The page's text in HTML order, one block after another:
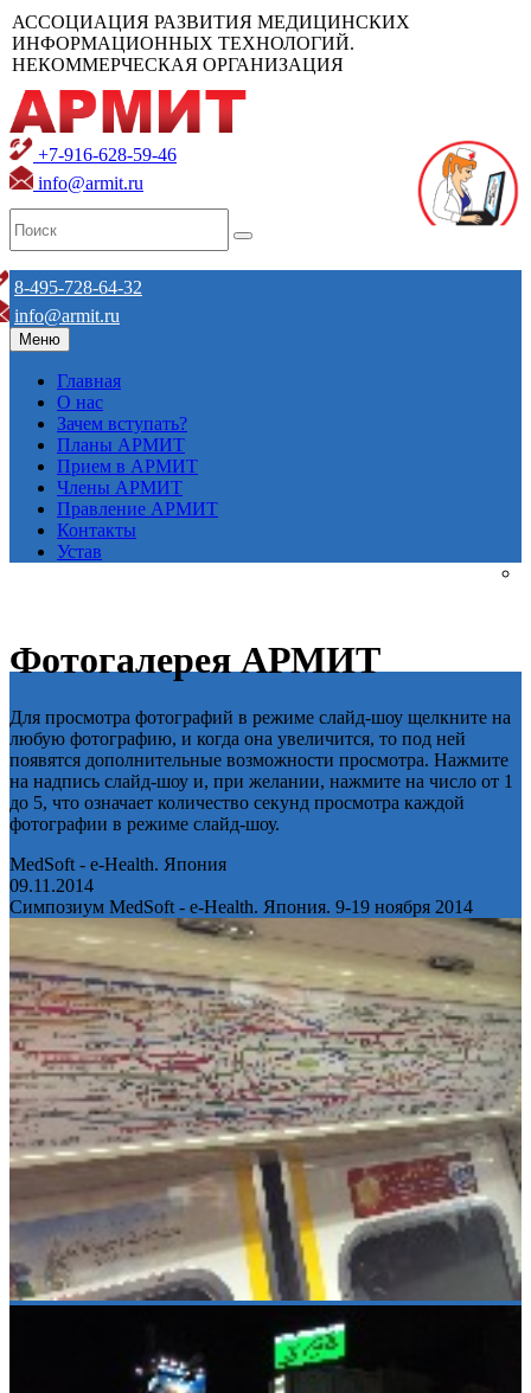
АССОЦИАЦИЯ РАЗВИТИЯ МЕДИЦИНСКИХ
ИНФОРМАЦИОННЫХ ТЕХНОЛОГИЙ.
НЕКОММЕРЧЕСКАЯ ОРГАНИЗАЦИЯ
+7-916-628-59-46
info@armit.ru
8-495-728-64-32
info@armit.ru
Меню
Главная
О нас
Зачем вступать?
Планы АРМИТ
Прием в АРМИТ
Члены АРМИТ
Правление АРМИТ
Контакты
Устав
Фотогалерея АРМИТ
Для просмотра фотографий в режиме слайд-шоу щелкните на
любую фотографию, и когда она увеличится, то под ней
появятся дополнительные возможности просмотра. Нажмите
на надпись слайд-шоу и, при желании, нажмите на число от 1
до 5, что означает количество секунд просмотра каждой
фотографии в режиме слайд-шоу.
MedSoft - e-Health. Япония
09.11.2014
Симпозиум MedSoft - e-Health. Япония. 9-19 ноября 2014